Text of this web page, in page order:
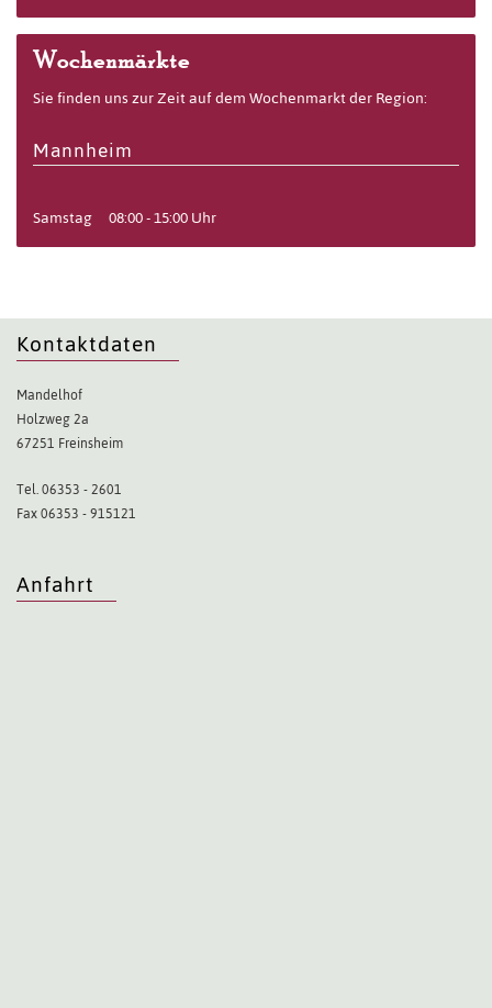
Wochenmärkte
Sie finden uns zur Zeit auf dem Wochenmarkt der Region:
Mannheim
Samstag 08:00 - 15:00 Uhr
Kontaktdaten
Mandelhof
Holzweg 2a
67251 Freinsheim
Tel. 06353 - 2601
Fax 06353 - 915121
Anfahrt